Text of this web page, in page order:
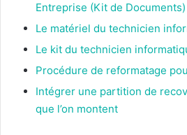
Entreprise (Kit de Documents)
Le matériel du technicien
Le kit du technicien
Procédure de reformatage
Intégrer une partition de
que l’on montent